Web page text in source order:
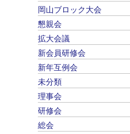
岡山ブロック大会
懇親会
拡大会議
新会員研修会
新年互例会
未分類
理事会
研修会
総会